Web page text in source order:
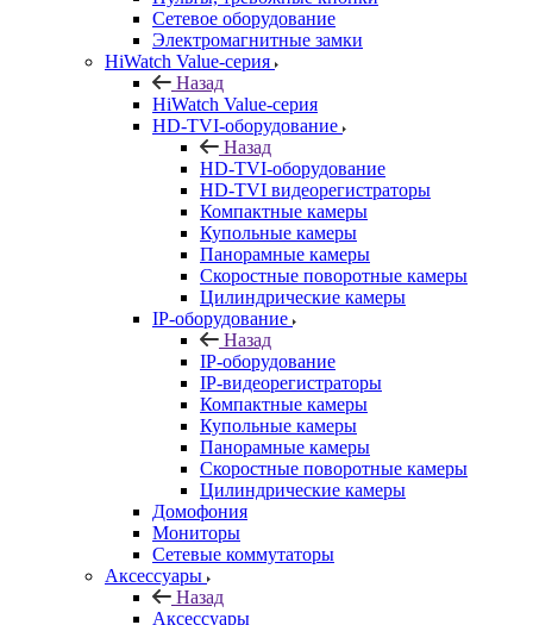
Сетевое оборудование
Электромагнитные замки
HiWatch Value-серия
Назад
HiWatch Value-серия
HD-TVI-оборудование
Назад
HD-TVI-оборудование
HD-TVI видеорегистраторы
Компактные камеры
Купольные камеры
Панорамные камеры
Скоростные поворотные камеры
Цилиндрические камеры
IP-оборудование
Назад
IP-оборудование
IP-видеорегистраторы
Компактные камеры
Купольные камеры
Панорамные камеры
Скоростные поворотные камеры
Цилиндрические камеры
Домофония
Мониторы
Сетевые коммутаторы
Аксессуары
Назад
Аксессуары